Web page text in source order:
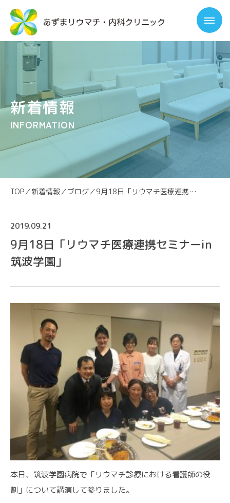
新着情報
INFORMATION
TOP／新着情報／ブログ／ 9月18日「リウマチ医療連携セミナーin筑波学園」
2019.09.21
9月18日「リウマチ医療連携セミナーin
筑波学園」
本日、筑波学園病院で「リウマチ診療における看護師の役
割」について講演して参りました。
CONTACT
各種お問い合わせ